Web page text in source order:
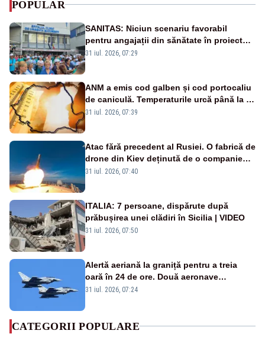
POPULAR
SANITAS: Niciun scenariu favorabil
pentru angajații din sănătate în proiectul
Legii salarizării
31 iul. 2026, 07:29
ANM a emis cod galben și cod portocaliu
de caniculă. Temperaturile urcă până la 38
de grade, iar nopțile devin tropicale
31 iul. 2026, 07:39
Atac fără precedent al Rusiei. O fabrică de
drone din Kiev deținută de o companie
americană, distrusă de o rachetă
31 iul. 2026, 07:40
ITALIA: 7 persoane, dispărute după
prăbușirea unei clădiri în Sicilia | VIDEO
31 iul. 2026, 07:50
Alertă aeriană la graniță pentru a treia
oară în 24 de ore. Două aeronave
Eurofighter britanice au fost ridicate de la
31 iul. 2026, 07:24
CATEGORII POPULARE